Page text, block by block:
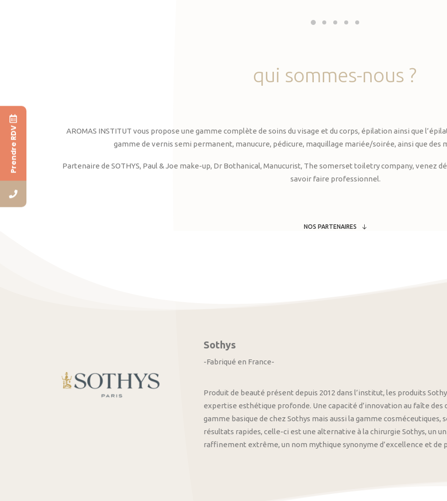
qui sommes-nous ?
AROMAS INSTITUT vous propose une gamme complète de soins du visage et du corps, épilation ainsi que
gamme de vernis semi permanent, manucure, pédicure, maquillage mariée/soirée, ainsi que des
Partenaire de SOTHYS, Paul & Joe make-up, Dr Bothanical, Manucurist, The somerset toiletry company, venez
savoir faire professionnel.
NOS PARTENAIRES
Sothys
-Fabriqué en France-
Produit de beauté présent depuis 2012 dans l’institut, les produits
expertise esthétique profonde. Une capacité d’innovation au faîte
gamme basique de chez Sothys mais aussi la gamme
résultats rapides, celle-ci est une alternative à la chirurgie Sothys, un
raffinement extrême, un nom mythique synonyme d’excellence et de
Prendre RDV